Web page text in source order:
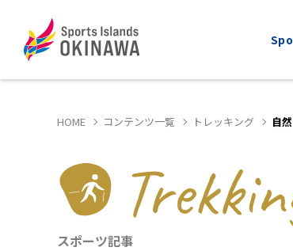
ALL
全てのスポーツ
HOME コンテンツ一覧 トレッキング 自
スポーツ記事